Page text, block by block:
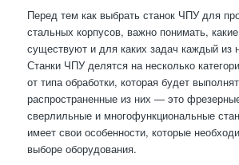
Перед тем как выбрать станок ЧПУ для
стальных корпусов, важно понимать,
существуют и для каких задач каждый из
Станки ЧПУ делятся на несколько
от типа обработки, которая будет
распространенные из них — это
сверлильные и многофункциональные
имеет свои особенности, которые
выборе оборудования.